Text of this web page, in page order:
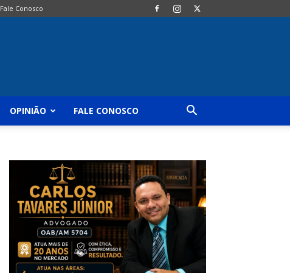
Fale Conosco
OPINIÃO FALE CONOSCO